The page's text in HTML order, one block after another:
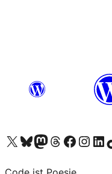
Das X-Konto (früher Twitter) von WordPress.org besuchen
Das Bluesky-Konto von WordPress.org besuchen
Das Mastodon-Konto von WordPress.org besuchen
Das Threads-Konto von WordPress.org besuchen
Die Facebook-Seite von
Das Instagram-Konto
Das